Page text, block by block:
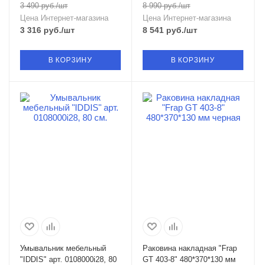
3 490руб./шт
Цена Интернет-магазина
3 316 руб./шт
В КОРЗИНУ
8 990руб./шт
Цена Интернет-магазина
8 541 руб./шт
В КОРЗИНУ
Умывальник мебельный
"IDDIS" арт. 0108000i28, 80
Раковина накладная "Frap
GT 403-8" 480*370*130 мм